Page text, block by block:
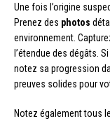
Une fois l’origine
Prenez des photos
environnement.
l’étendue des dégâts.
notez sa progression
preuves solides pour
Notez également tous